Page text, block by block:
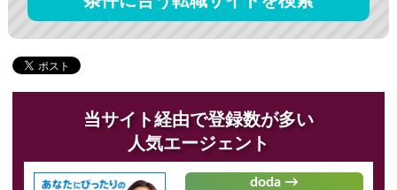
当サイト経由で登録数が多い
人気エージェント
doda →